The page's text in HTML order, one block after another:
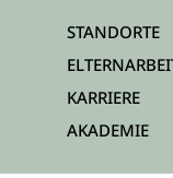
STANDORTE
KARRIERE
AKADEMIE